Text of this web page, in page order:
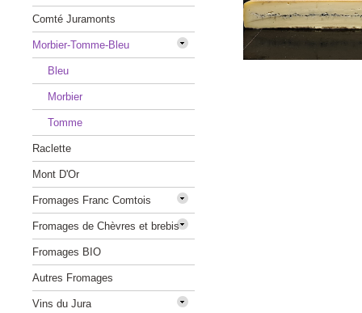
Comté Juramonts
Morbier-Tomme-Bleu
Bleu
Morbier
Tomme
Raclette
Mont D'Or
Fromages Franc Comtois
Fromages de Chèvres et brebis
Fromages BIO
Autres Fromages
Vins du Jura